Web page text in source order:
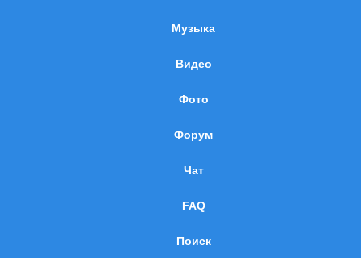
Музыка
Видео
Фото
Форум
Чат
FAQ
Поиск